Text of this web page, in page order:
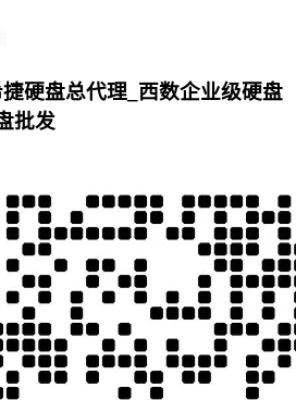
硬盘总代理_西数企业级硬盘
批发